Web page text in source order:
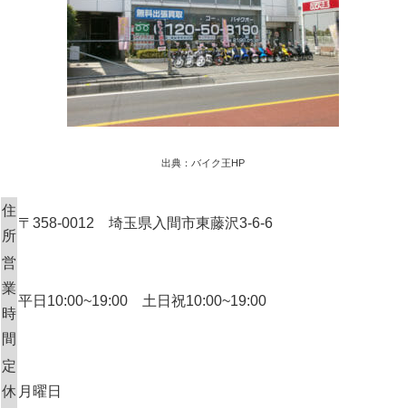
出典：バイク王HP
住
所
〒358-0012 埼玉県入間市東藤沢3-6-6
営
業
時
間
平日10:00~19:00 土日祝10:00~19:00
定
休 月曜日